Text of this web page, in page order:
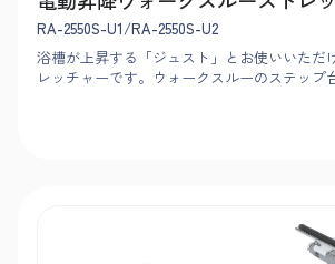
RA-2550S-U1/RA-2550S-U2
浴槽が上昇する「ジュスト」とお使いいただ
レッチャーです。ウォークスルーのステップ